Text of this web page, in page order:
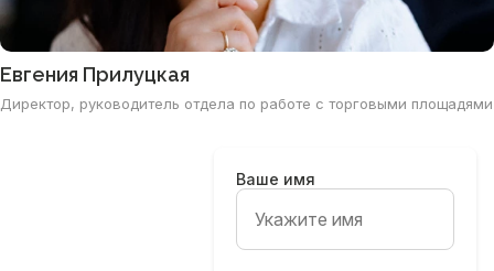
Евгения Прилуцкая
Директор, руководитель отдела по работе с торговыми площадями
Ваше имя